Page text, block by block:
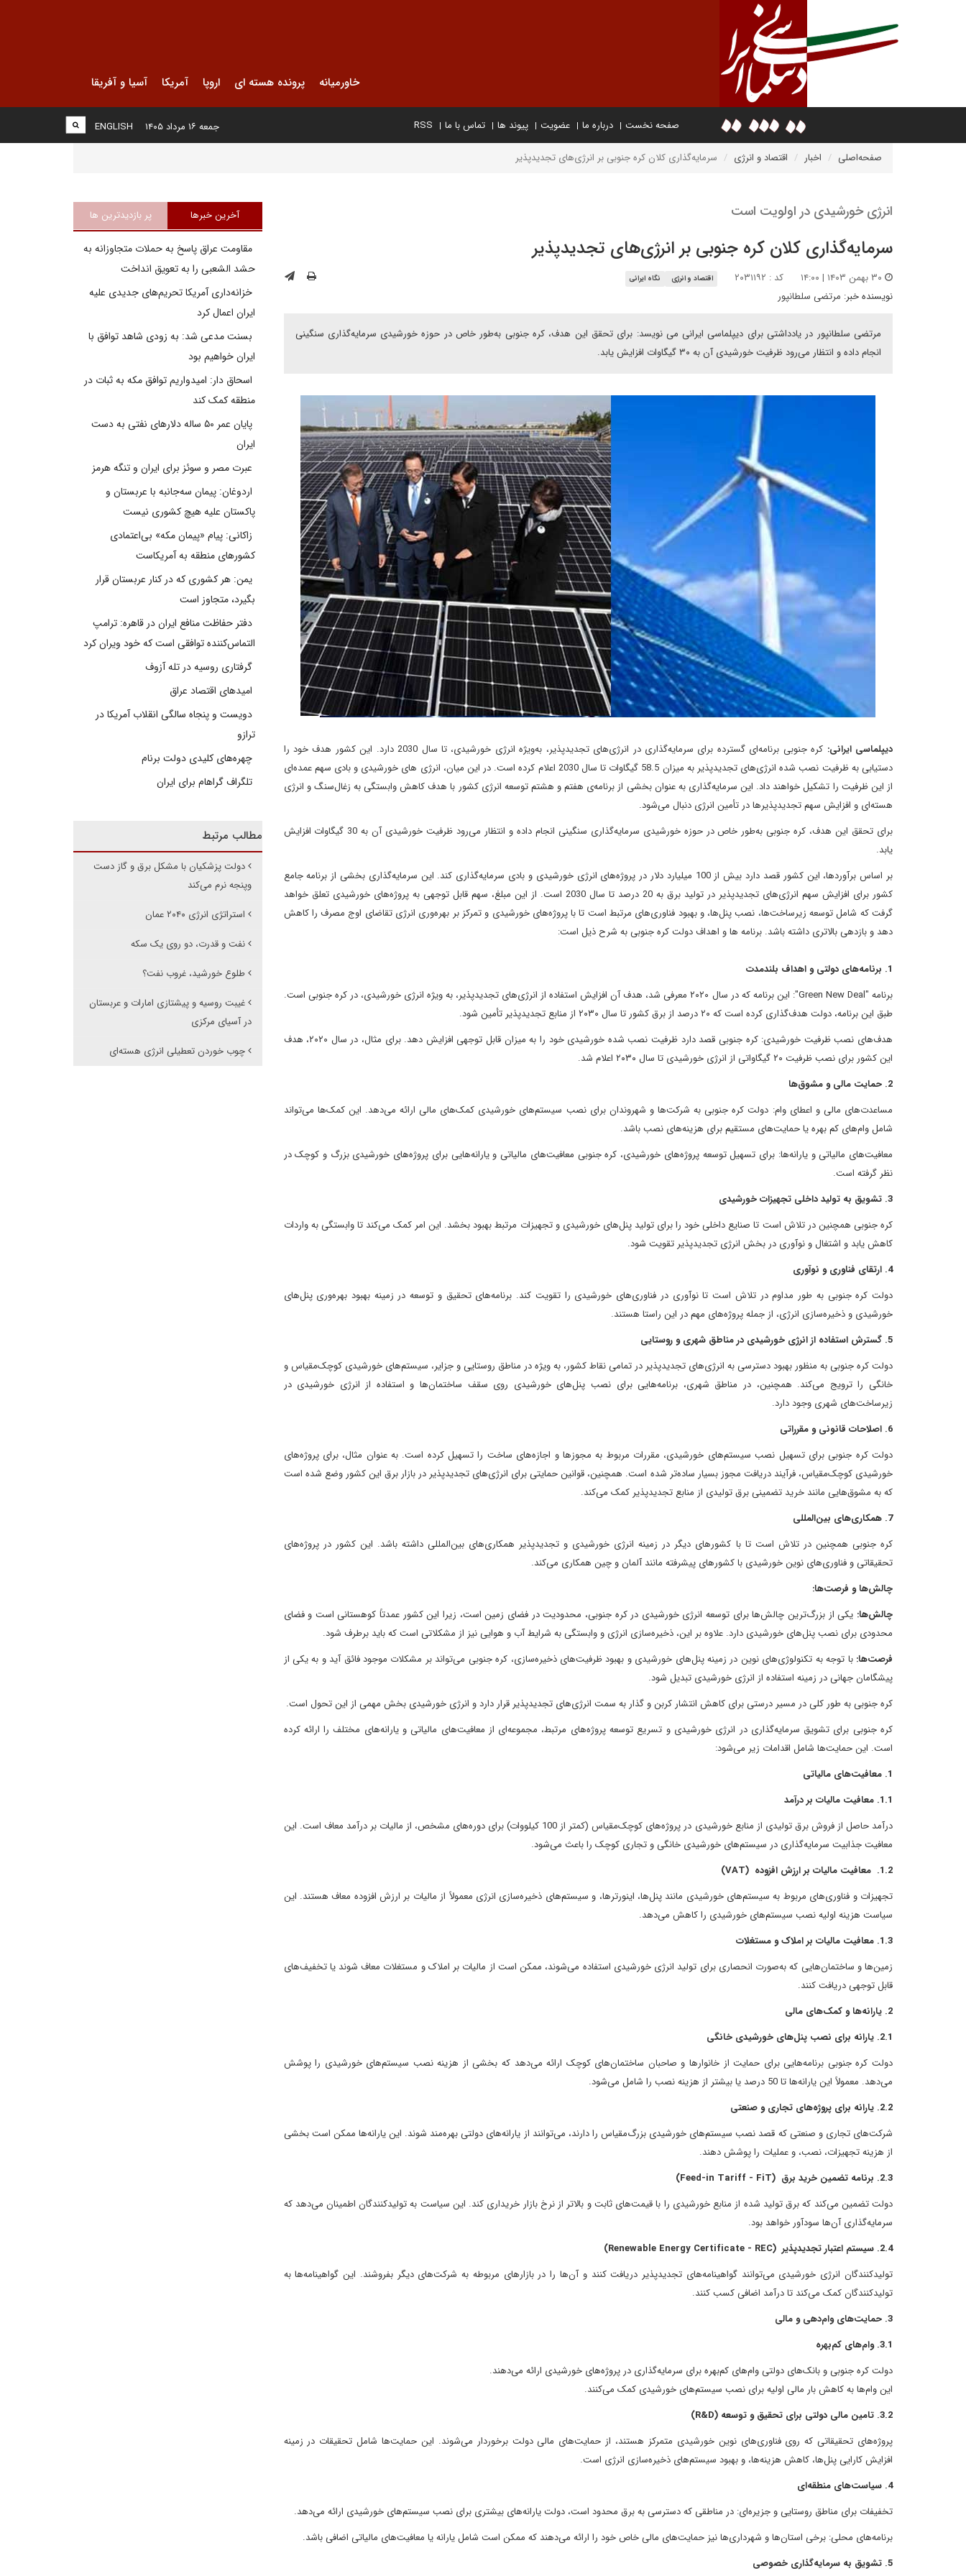
خاورمیانه پرونده هسته ای اروپا آمریکا آسیا و آفریقا
صفحه نخست درباره ما عضویت پیوند ها تماس با ما RSS
ENGLISH جمعه ۱۶ مرداد ۱۴۰۵
صفحه‌اصلی اخبار اقتصاد و انرژی سرمایه‌گذاری کلان کره جنوبی بر انرژی‌های تجدیدپذیر
انرژی خورشیدی در اولویت است
سرمایه‌گذاری کلان کره جنوبی بر انرژی‌های تجدیدپذیر
کد : ۲۰۳۱۱۹۲ اقتصاد و انرژی نگاه ایرانی
نویسنده خبر: مرتضی سلطانپور
مرتضی سلطانپور در یادداشتی برای دیپلماسی ایرانی می نویسد: برای تحقق این هدف، کره جنوبی به‌طور خاص در حوزه خورشیدی سرمایه‌گذاری سنگینی
انجام داده و انتظار می‌رود ظرفیت خورشیدی آن به ۳۰ گیگاوات افزایش یابد.
دیپلماسی ایرانی:
کره جنوبی برنامه‌ای گسترده برای سرمایه‌گذاری در انرژی‌های تجدیدپذیر، به‌ویژه انرژی خورشیدی، تا سال 2030 دارد. این کشور هدف خود را
دستیابی به ظرفیت نصب شده انرژی‌های تجدیدپذیر به میزان 58.5 گیگاوات تا سال 2030 اعلام کرده است. در این میان، انرژی های خورشیدی و بادی سهم عمده‌ای
از این ظرفیت را تشکیل خواهند داد. این سرمایه‌گذاری به عنوان بخشی از برنامه‌ی هفتم و هشتم توسعه انرژی کشور با هدف کاهش وابستگی به زغال‌سنگ و انرژی
هسته‌ای و افزایش سهم تجدیدپذیرها در تأمین انرژی دنبال می‌شود.
برای تحقق این هدف، کره جنوبی به‌طور خاص در حوزه خورشیدی سرمایه‌گذاری سنگینی انجام داده و انتظار می‌رود ظرفیت خورشیدی آن به 30 گیگاوات افزایش
یابد.
بر اساس برآوردها، این کشور قصد دارد بیش از 100 میلیارد دلار در پروژه‌های انرژی خورشیدی و بادی سرمایه‌گذاری کند. این سرمایه‌گذاری بخشی از برنامه جامع
کشور برای افزایش سهم انرژی‌های تجدیدپذیر در تولید برق به 20 درصد تا سال 2030 است. از این مبلغ، سهم قابل توجهی به پروژه‌های خورشیدی تعلق خواهد
گرفت که شامل توسعه زیرساخت‌ها، نصب پنل‌ها، و بهبود فناوری‌های مرتبط است تا با پروژه‌های خورشیدی و تمرکز بر بهره‌وری انرژی تقاضای اوج مصرف را کاهش
دهد و بازدهی بالاتری داشته باشد. برنامه ها و اهداف دولت کره جنوبی به شرح ذیل است:
1. برنامه‌های دولتی و اهداف بلندمدت
برنامه "Green New Deal": این برنامه که در سال ۲۰۲۰ معرفی شد، هدف آن افزایش استفاده از انرژی‌های تجدیدپذیر، به ویژه انرژی خورشیدی، در کره جنوبی است.
طبق این برنامه، دولت هدف‌گذاری کرده است که ۲۰ درصد از برق کشور تا سال ۲۰۳۰ از منابع تجدیدپذیر تأمین شود.
هدف‌های نصب ظرفیت خورشیدی: کره جنوبی قصد دارد ظرفیت نصب شده خورشیدی خود را به میزان قابل توجهی افزایش دهد. برای مثال، در سال ۲۰۲۰، هدف
این کشور برای نصب ظرفیت ۲۰ گیگاواتی از انرژی خورشیدی تا سال ۲۰۳۰ اعلام شد.
2. حمایت مالی و مشوق‌ها
مساعدت‌های مالی و اعطای وام: دولت کره جنوبی به شرکت‌ها و شهروندان برای نصب سیستم‌های خورشیدی کمک‌های مالی ارائه می‌دهد. این کمک‌ها می‌تواند
شامل وام‌های کم بهره یا حمایت‌های مستقیم برای هزینه‌های نصب باشد.
معافیت‌های مالیاتی و یارانه‌ها: برای تسهیل توسعه پروژه‌های خورشیدی، کره جنوبی معافیت‌های مالیاتی و یارانه‌هایی برای پروژه‌های خورشیدی بزرگ و کوچک در
نظر گرفته است.
3. تشویق به تولید داخلی تجهیزات خورشیدی
کره جنوبی همچنین در تلاش است تا صنایع داخلی خود را برای تولید پنل‌های خورشیدی و تجهیزات مرتبط بهبود بخشد. این امر کمک می‌کند تا وابستگی به واردات
کاهش یابد و اشتغال و نوآوری در بخش انرژی تجدیدپذیر تقویت شود.
4. ارتقای فناوری و نوآوری
دولت کره جنوبی به طور مداوم در تلاش است تا نوآوری در فناوری‌های خورشیدی را تقویت کند. برنامه‌های تحقیق و توسعه در زمینه بهبود بهره‌وری پنل‌های
خورشیدی و ذخیره‌سازی انرژی، از جمله پروژه‌های مهم در این راستا هستند.
5. گسترش استفاده از انرژی خورشیدی در مناطق شهری و روستایی
دولت کره جنوبی به منظور بهبود دسترسی به انرژی‌های تجدیدپذیر در تمامی نقاط کشور، به ویژه در مناطق روستایی و جزایر، سیستم‌های خورشیدی کوچک‌مقیاس و
خانگی را ترویج می‌کند. همچنین، در مناطق شهری، برنامه‌هایی برای نصب پنل‌های خورشیدی روی سقف ساختمان‌ها و استفاده از انرژی خورشیدی در
زیرساخت‌های شهری وجود دارد.
6. اصلاحات قانونی و مقرراتی
دولت کره جنوبی برای تسهیل نصب سیستم‌های خورشیدی، مقررات مربوط به مجوزها و اجازه‌های ساخت را تسهیل کرده است. به عنوان مثال، برای پروژه‌های
خورشیدی کوچک‌مقیاس، فرآیند دریافت مجوز بسیار ساده‌تر شده است. همچنین، قوانین حمایتی برای انرژی‌های تجدیدپذیر در بازار برق این کشور وضع شده است
که به مشوق‌هایی مانند خرید تضمینی برق تولیدی از منابع تجدیدپذیر کمک می‌کند.
7. همکاری‌های بین‌المللی
کره جنوبی همچنین در تلاش است تا با کشورهای دیگر در زمینه انرژی خورشیدی و تجدیدپذیر همکاری‌های بین‌المللی داشته باشد. این کشور در پروژه‌های
تحقیقاتی و فناوری‌های نوین خورشیدی با کشورهای پیشرفته مانند آلمان و چین همکاری می‌کند.
چالش‌ها و فرصت‌ها:
چالش‌ها: یکی از بزرگ‌ترین چالش‌ها برای توسعه انرژی خورشیدی در کره جنوبی، محدودیت در فضای زمین است، زیرا این کشور عمدتاً کوهستانی است و فضای
محدودی برای نصب پنل‌های خورشیدی دارد. علاوه بر این، ذخیره‌سازی انرژی و وابستگی به شرایط آب و هوایی نیز از مشکلاتی است که باید برطرف شود.
فرصت‌ها:با توجه به تکنولوژی‌های نوین در زمینه پنل‌های خورشیدی و بهبود ظرفیت‌های ذخیره‌سازی، کره جنوبی می‌تواند بر مشکلات موجود فائق آید و به یکی از
پیشگامان جهانی در زمینه استفاده از انرژی خورشیدی تبدیل شود.
کره جنوبی به طور کلی در مسیر درستی برای کاهش انتشار کربن و گذار به سمت انرژی‌های تجدیدپذیر قرار دارد و انرژی خورشیدی بخش مهمی از این تحول است.
کره جنوبی برای تشویق سرمایه‌گذاری در انرژی خورشیدی و تسریع توسعه پروژه‌های مرتبط، مجموعه‌ای از معافیت‌های مالیاتی و یارانه‌های مختلف را ارائه کرده
است. این حمایت‌ها شامل اقدامات زیر می‌شود:
1. معافیت‌های مالیاتی
1.1. معافیت مالیات بر درآمد
درآمد حاصل از فروش برق تولیدی از منابع خورشیدی در پروژه‌های کوچک‌مقیاس (کمتر از 100 کیلووات) برای دوره‌های مشخص، از مالیات بر درآمد معاف است. این
معافیت جذابیت سرمایه‌گذاری در سیستم‌های خورشیدی خانگی و تجاری کوچک را باعث می‌شود.
1.2. معافیت مالیات بر ارزش افزوده (VAT)
تجهیزات و فناوری‌های مربوط به سیستم‌های خورشیدی مانند پنل‌ها، اینورترها، و سیستم‌های ذخیره‌سازی انرژی معمولاً از مالیات بر ارزش افزوده معاف هستند. این
سیاست هزینه اولیه نصب سیستم‌های خورشیدی را کاهش می‌دهد.
1.3. معافیت مالیات بر املاک و مستغلات
زمین‌ها و ساختمان‌هایی که به‌صورت انحصاری برای تولید انرژی خورشیدی استفاده می‌شوند، ممکن است از مالیات بر املاک و مستغلات معاف شوند یا تخفیف‌های
قابل توجهی دریافت کنند.
2. یارانه‌ها و کمک‌های مالی
2.1. یارانه برای نصب پنل‌های خورشیدی خانگی
دولت کره جنوبی برنامه‌هایی برای حمایت از خانوارها و صاحبان ساختمان‌های کوچک ارائه می‌دهد که بخشی از هزینه نصب سیستم‌های خورشیدی را پوشش
می‌دهد. معمولاً این یارانه‌ها تا 50 درصد یا بیشتر از هزینه نصب را شامل می‌شود.
2.2. یارانه برای پروژه‌های تجاری و صنعتی
شرکت‌های تجاری و صنعتی که قصد نصب سیستم‌های خورشیدی بزرگ‌مقیاس را دارند، می‌توانند از یارانه‌های دولتی بهره‌مند شوند. این یارانه‌ها ممکن است بخشی
از هزینه تجهیزات، نصب، و عملیات را پوشش دهند.
2.3. برنامه تضمین خرید برق (Feed-in Tariff - FiT)
دولت تضمین می‌کند که برق تولید شده از منابع خورشیدی را با قیمت‌های ثابت و بالاتر از نرخ بازار خریداری کند. این سیاست به تولیدکنندگان اطمینان می‌دهد که
سرمایه‌گذاری آن‌ها سودآور خواهد بود.
2.4. سیستم اعتبار تجدیدپذیر (Renewable Energy Certificate - REC)
تولیدکنندگان انرژی خورشیدی می‌توانند گواهینامه‌های تجدیدپذیر دریافت کنند و آن‌ها را در بازارهای مربوطه به شرکت‌های دیگر بفروشند. این گواهینامه‌ها به
تولیدکنندگان کمک می‌کند تا درآمد اضافی کسب کنند.
3. حمایت‌های وام‌دهی و مالی
3.1. وام‌های کم‌بهره
دولت کره جنوبی و بانک‌های دولتی وام‌های کم‌بهره برای سرمایه‌گذاری در پروژه‌های خورشیدی ارائه می‌دهند.
این وام‌ها به کاهش بار مالی اولیه برای نصب سیستم‌های خورشیدی کمک می‌کنند.
3.2. تامین مالی دولتی برای تحقیق و توسعه (R&D)
پروژه‌های تحقیقاتی که روی فناوری‌های نوین خورشیدی متمرکز هستند، از حمایت‌های مالی دولت برخوردار می‌شوند. این حمایت‌ها شامل تحقیقات در زمینه
افزایش کارایی پنل‌ها، کاهش هزینه‌ها، و بهبود سیستم‌های ذخیره‌سازی انرژی است.
4. سیاست‌های منطقه‌ای
تخفیفات برای مناطق روستایی و جزیره‌ای: در مناطقی که دسترسی به برق محدود است، دولت یارانه‌های بیشتری برای نصب سیستم‌های خورشیدی ارائه می‌دهد.
برنامه‌های محلی: برخی استان‌ها و شهرداری‌ها نیز حمایت‌های مالی خاص خود را ارائه می‌دهند که ممکن است شامل یارانه یا معافیت‌های مالیاتی اضافی باشد.
5. تشویق به سرمایه‌گذاری خصوصی
آخرین خبرها پر بازدیدترین ها
مقاومت عراق پاسخ به حملات متجاوزانه به
حشد الشعبی را به تعویق انداخت
خزانه‌داری آمریکا تحریم‌های جدیدی علیه
ایران اعمال کرد
بسنت مدعی شد: به زودی شاهد توافق با
ایران خواهیم بود
اسحاق دار: امیدواریم توافق مکه به ثبات در
منطقه کمک کند
پایان عمر ۵۰ ساله دلارهای نفتی به دست
ایران
عبرت مصر و سوئز برای ایران و تنگه هرمز
اردوغان: پیمان سه‌جانبه با عربستان و
پاکستان علیه هیچ کشوری نیست
زاکانی: پیام «پیمان مکه» بی‌اعتمادی
کشورهای منطقه به آمریکاست
یمن: هر کشوری که در کنار عربستان قرار
بگیرد، متجاوز است
دفتر حفاظت منافع ایران در قاهره: ترامپ
التماس‌کننده توافقی است که خود ویران کرد
گرفتاری روسیه در تله آزوف
امیدهای اقتصاد عراق
دویست و پنجاه سالگی انقلاب آمریکا در
ترازو
چهره‌های کلیدی دولت برنام
تلگراف گراهام برای ایران
مطالب مرتبط
دولت پزشکیان با مشکل برق و گاز دست
وپنجه نرم می‌کند
استراتژی انرژی ۲۰۴۰ عمان
نفت و قدرت، دو روی یک سکه
طلوع خورشید، غروب نفت؟
غیبت روسیه و پیشتازی امارات و عربستان
در آسیای مرکزی
چوب خوردن تعطیلی انرژی هسته‌ای